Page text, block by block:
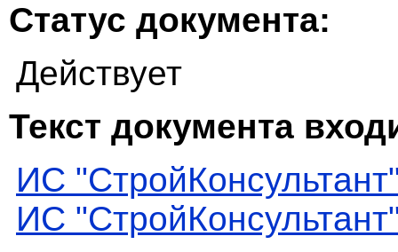
Статус документа:
Действует
Текст документа
ИС
ИС